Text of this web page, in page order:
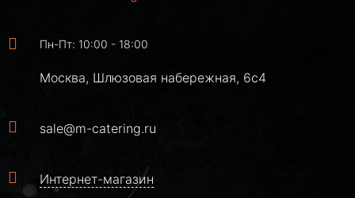
Пн-Пт: 10:00 - 18:00
Москва, Шлюзовая набережная, 6с4
sale@m-catering.ru
Интернет-магазин